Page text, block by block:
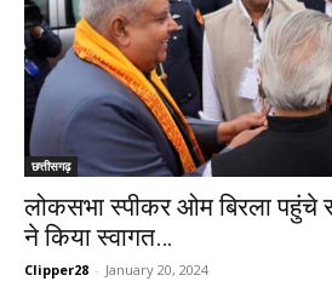
छत्तीसगढ़
लोकसभा स्पीकर ओम बिरला पहुंचे
ने किया स्वागत…
Clipper28 - January 20, 2024